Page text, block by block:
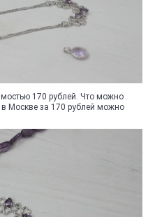
170 рублей. Что можно
в Москве за 170 рублей можно